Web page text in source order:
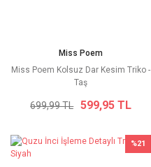
Miss Poem
Miss Poem Kolsuz Dar Kesim Triko -
Taş
699,99 TL 599,95 TL
%21